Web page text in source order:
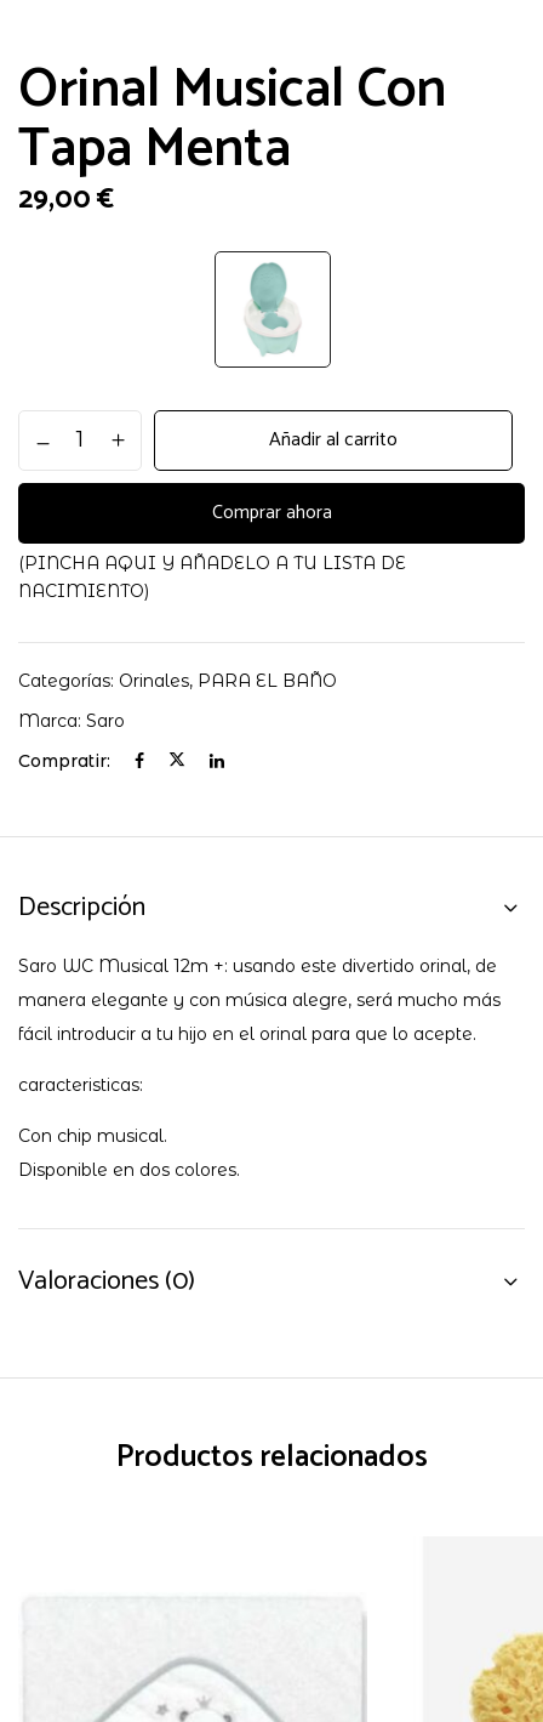
Orinal Musical Con
Tapa Menta
29,00€
Musical
Con
Menta
cantidad
Añadir al carrito
Comprar ahora
(PINCHA AQUI Y AÑADELO A TU LISTA DE
NACIMIENTO)
Categorías: Orinales, PARA EL BAÑO
Marca: Saro
Compratir:
Descripción
Saro WC Musical 12m +: usando este divertido orinal, de
manera elegante y con música alegre, será mucho más
fácil introducir a tu hijo en el orinal para que lo acepte.
caracteristicas:
Con chip musical.
Disponible en dos colores.
Valoraciones (0)
Productos relacionados